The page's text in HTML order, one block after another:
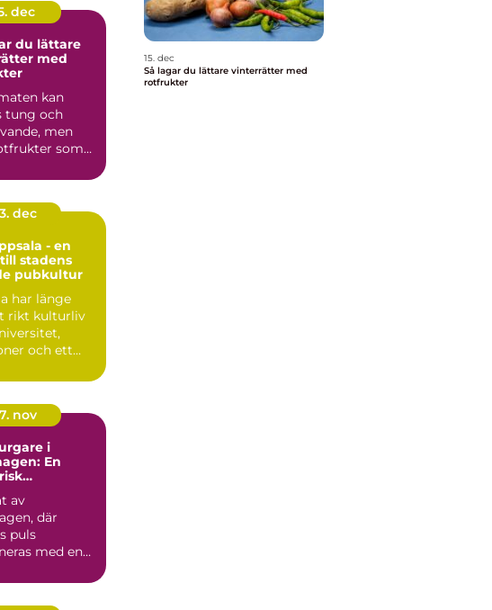
dec
du lättare
med
kan
tung och
men
som
dec
- en
stadens
pubkultur
har länge
rikt kulturliv
och ett
nov
i
En
av
där
puls
med en
15. dec
Så lagar du lättare vinterrätter med
rotfrukter